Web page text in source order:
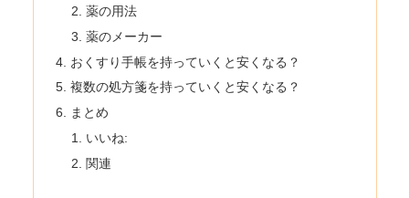
薬の用法
薬のメーカー
おくすり手帳を持っていくと安くなる？
複数の処方箋を持っていくと安くなる？
まとめ
いいね:
関連